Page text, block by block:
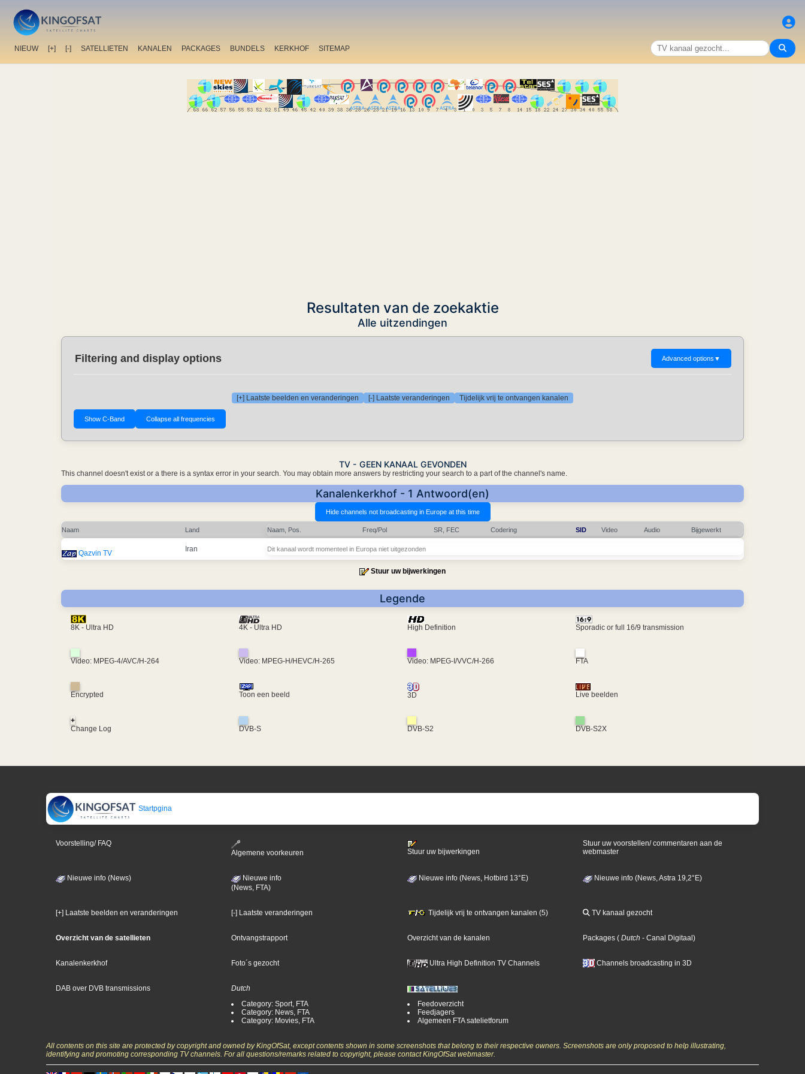
NIEUW [+] [-] SATELLIETEN KANALEN PACKAGES BUNDELS KERKHOF SITEMAP
Resultaten van de zoekaktie
Alle uitzendingen
Filtering and display options Advanced options ▼
[+] Laatste beelden en veranderingen [-] Laatste veranderingen Tijdelijk vrij te ontvangen kanalen
TV - GEEN KANAAL GEVONDEN
This channel doesn't exist or a there is a syntax error in your search. You may obtain more answers by restricting your search to a part of the channel's name.
Kanalenkerkhof - 1 Antwoord(en)
Naam Land Naam, Pos. Freq/Pol SR, FEC Codering SID Video Audio Bijgewerkt
Qazvin TV Iran Dit kanaal wordt momenteel in Europa niet uitgezonden
Stuur uw bijwerkingen
Legende
8K - Ultra HD 4K - Ultra HD High Definition Sporadic or full 16/9 transmission
Video: MPEG-4/AVC/H-264 Video: MPEG-H/HEVC/H-265 Video: MPEG-I/VVC/H-266 FTA
Encrypted Toon een beeld 3D Live beelden
+
Change Log
DVB-S DVB-S2 DVB-S2X
Startpgina
Voorstelling/ FAQ
Algemene voorkeuren
Stuur uw bijwerkingen
Stuur uw voorstellen/ commentaren aan de
webmaster
Nieuwe info (News)
Nieuwe info
(News, FTA)
Nieuwe info (News, Hotbird 13°E) Nieuwe info (News, Astra 19,2°E)
[+] Laatste beelden en veranderingen [-] Laatste veranderingen Tijdelijk vrij te ontvangen kanalen (5) TV kanaal gezocht
Overzicht van de satellieten Ontvangstrapport Overzicht van de kanalen Packages ( Dutch - Canal Digitaal)
Kanalenkerkhof Foto´s gezocht Ultra High Definition TV Channels Channels broadcasting in 3D
DAB over DVB transmissions
Dutch
Category: Sport, FTA
Category: News, FTA
Category: Movies, FTA
Feedoverzicht
Feedjagers
Algemeen FTA satelietforum
All contents on this site are protected by copyright and owned by KingOfSat, except contents shown in some screenshots that belong to their respective owners. Screenshots are only proposed to help illustrating,
identifying and promoting corresponding TV channels. For all questions/remarks related to copyright, please contact KingOfSat webmaster.